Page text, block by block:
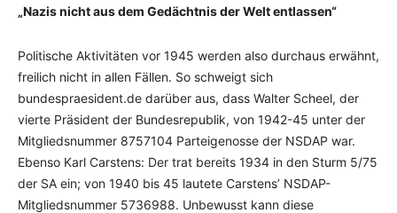
„Nazis nicht aus dem Gedächtnis der Welt entlassen“
Politische Aktivitäten vor 1945 werden also durchaus erwähnt,
freilich nicht in allen Fällen. So schweigt sich
bundespraesident.de darüber aus, dass Walter Scheel, der
vierte Präsident der Bundesrepublik, von 1942-45 unter der
Mitgliedsnummer 8757104 Partei­genos­se der NSDAP war.
Ebenso Karl Carstens: Der trat bereits 1934 in den Sturm 5/75
der SA ein; von 1940 bis 45 lautete Carstens’ NSDAP-
Mitgliedsnummer 5736988. Unbe­wusst kann diese